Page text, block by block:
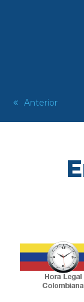
previous
Anterior